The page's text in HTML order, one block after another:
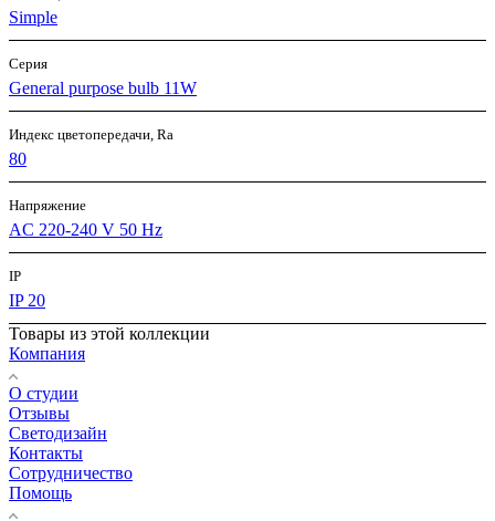
Simple
Серия
General purpose bulb 11W
Индекс цветопередачи, Ra
80
Напряжение
AC 220-240 V 50 Hz
IP
IP 20
Товары из этой коллекции
Компания
О студии
Отзывы
Светодизайн
Контакты
Сотрудничество
Помощь